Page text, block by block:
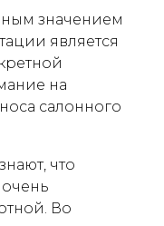
значением
является
на
салонного
что
очень
Во